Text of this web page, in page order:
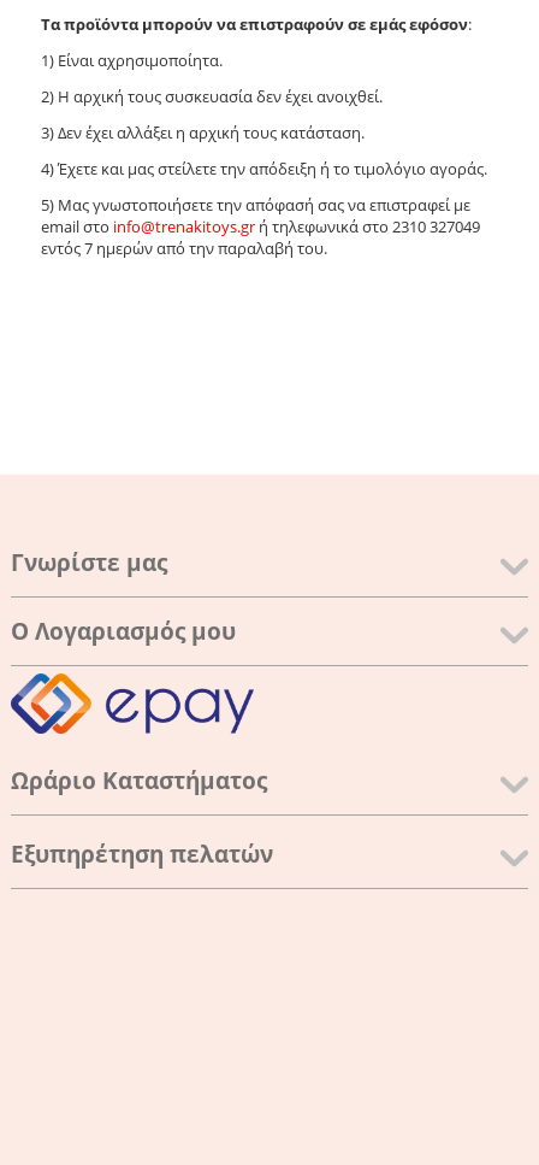
Τα προϊόντα μπορούν να επιστραφούν σε εμάς εφόσον:
1) Είναι αχρησιμοποίητα.
2) Η αρχική τους συσκευασία δεν έχει ανοιχθεί.
3) Δεν έχει αλλάξει η αρχική τους κατάσταση.
4) Έχετε και μας στείλετε την απόδειξη ή το τιμολόγιο αγοράς.
5) Μας γνωστοποιήσετε την απόφασή σας να επιστραφεί με
email στο info@trenakitoys.grή τηλεφωνικά στο 2310 327049
εντός 7 ημερών από την παραλαβή του.
Γνωρίστε μας
Ο Λογαριασμός μου
Ωράριο Καταστήματος
Εξυπηρέτηση πελατών